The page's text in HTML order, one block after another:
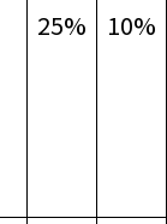
25% 10%